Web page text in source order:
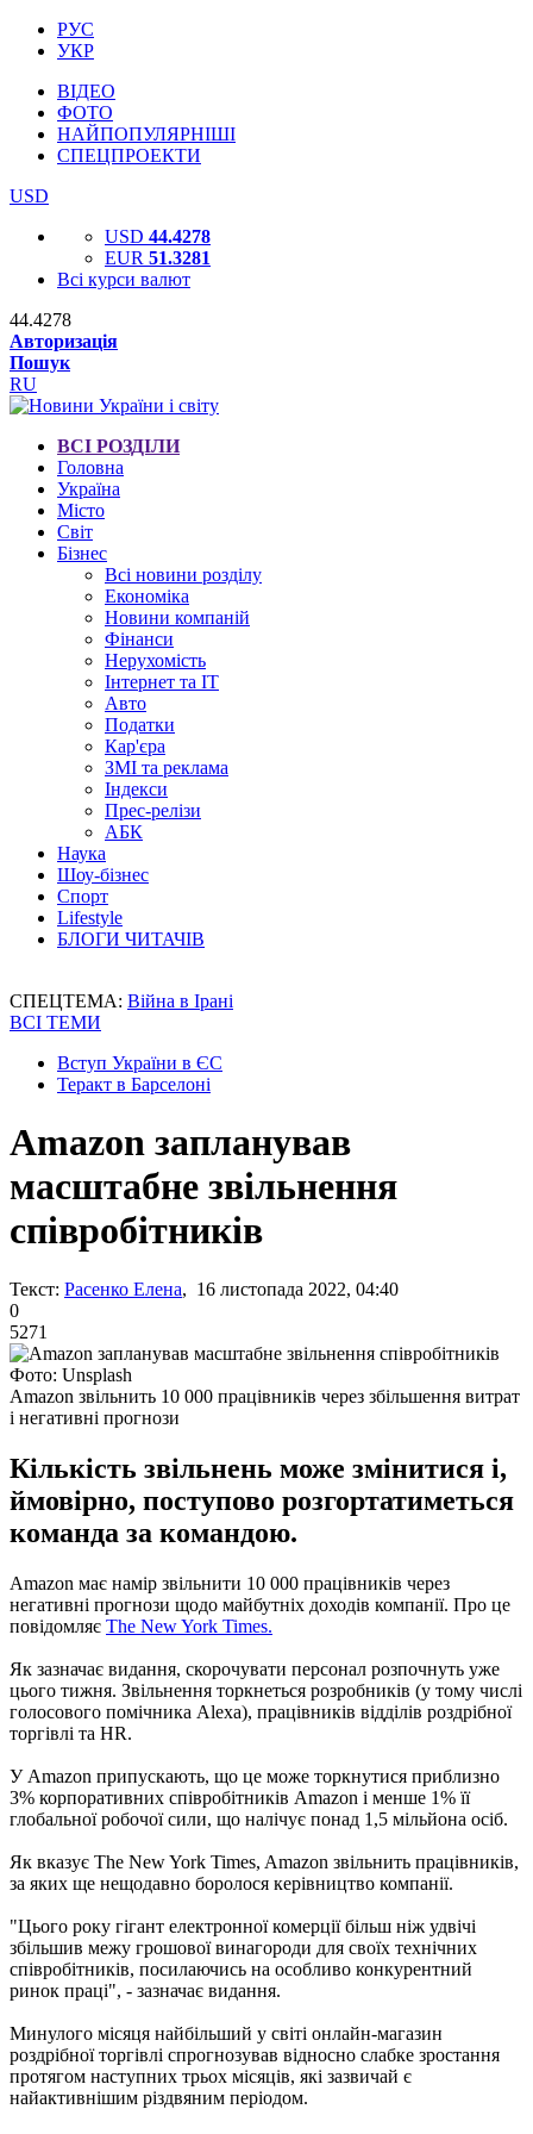
РУС
УКР
ВІДЕО
ФОТО
НАЙПОПУЛЯРНІШІ
СПЕЦПРОЕКТИ
USD
USD 44.4278
EUR 51.3281
Всі курси валют
44.4278
Авторизація
Пошук
RU
ВСІ РОЗДІЛИ
Головна
Україна
Місто
Світ
Бізнес
Всі новини розділу
Економіка
Новини компаній
Фінанси
Нерухомість
Інтернет та IT
Авто
Податки
Кар'єра
ЗМІ та реклама
Індекси
Прес-релізи
АБК
Наука
Шоу-бізнес
Спорт
Lifestyle
БЛОГИ ЧИТАЧІВ
СПЕЦТЕМА: Війна в Ірані
ВСІ ТЕМИ
Вступ України в ЄС
Теракт в Барселоні
Amazon запланував
масштабне звільнення
співробітників
Текст: Расенко Елена, 16 листопада 2022, 04:40
0
5271
Фото: Unsplash
Amazon звільнить 10 000 працівників через збільшення витрат
і негативні прогнози
Кількість звільнень може змінитися і,
ймовірно, поступово розгортатиметься
команда за командою.
Amazon має намір звільнити 10 000 працівників через
негативні прогнози щодо майбутніх доходів компанії. Про це
повідомляє The New York Times.
Як зазначає видання, скорочувати персонал розпочнуть уже
цього тижня. Звільнення торкнеться розробників (у тому числі
голосового помічника Alexa), працівників відділів роздрібної
торгівлі та HR.
У Amazon припускають, що це може торкнутися приблизно
3% корпоративних співробітників Amazon і менше 1% її
глобальної робочої сили, що налічує понад 1,5 мільйона осіб.
Як вказує The New York Times, Amazon звільнить працівників,
за яких ще нещодавно боролося керівництво компанії.
"Цього року гігант електронної комерції більш ніж удвічі
збільшив межу грошової винагороди для своїх технічних
співробітників, посилаючись на особливо конкурентний
ринок праці", - зазначає видання.
Минулого місяця найбільший у світі онлайн-магазин
роздрібної торгівлі спрогнозував відносно слабке зростання
протягом наступних трьох місяців, які зазвичай є
найактивнішим різдвяним періодом.